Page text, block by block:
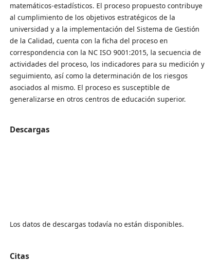
matemáticos-estadísticos. El proceso propuesto contribuye
al cumplimiento de los objetivos estratégicos de la
universidad y a la implementación del Sistema de Gestión
de la Calidad, cuenta con la ficha del proceso en
correspondencia con la NC ISO 9001:2015, la secuencia de
actividades del proceso, los indicadores para su medición y
seguimiento, así como la determinación de los riesgos
asociados al mismo. El proceso es susceptible de
generalizarse en otros centros de educación superior.
Descargas
Los datos de descargas todavía no están disponibles.
Citas